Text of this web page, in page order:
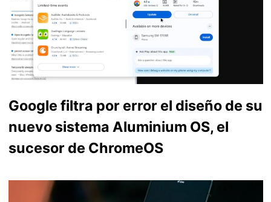
Google filtra por error el diseño de su
nuevo sistema Aluminium OS, el
sucesor de ChromeOS